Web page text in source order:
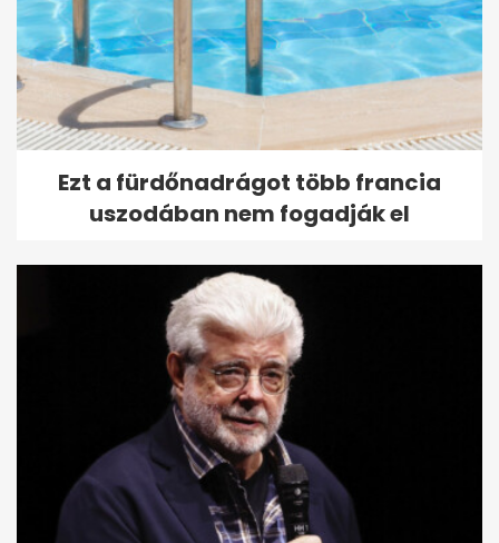
Ezt a fürdőnadrágot több francia
uszodában nem fogadják el